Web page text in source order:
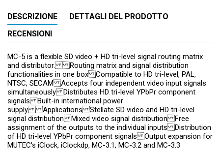
DESCRIZIONE
DETTAGLI DEL PRODOTTO
RECENSIONI
MC-5 is a flexible SD video + HD tri-level signal routing matrix
and distributor. Routing matrix and signal distribution
functionalities in one box Compatible to HD tri-level, PAL,
NTSC, SECAM Accepts four independent video input signals
simultaneously Distributes HD tri-level YPbPr component
signals Built-in international power
supply Applications Stellate SD video and HD tri-level
signal distribution Mixed video signal distribution Free
assignment of the outputs to the individual inputs Distribution
of HD tri-level YPbPr component signals Output expansion for
MUTEC's iClock, iClockdp, MC-3.1, MC-3.2 and MC-3.3